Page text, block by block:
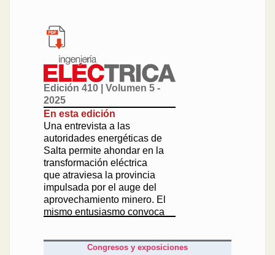
Edición 410 | Volumen 5 -
2025
En esta edición
Una entrevista a las
autoridades energéticas de
Salta permite ahondar en la
transformación eléctrica
que atraviesa la provincia
impulsada por el auge del
aprovechamiento minero. El
mismo entusiasmo convoca
capital en septiembre.
Congresos y exposiciones